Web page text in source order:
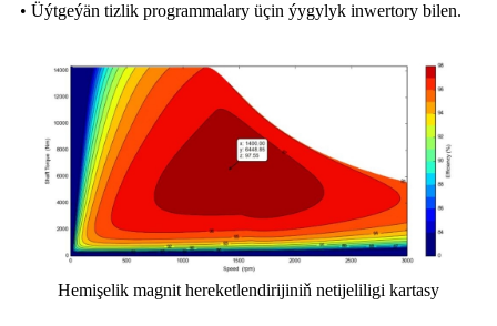
• Üýtgeýän tizlik programmalary üçin ýygylyk inwertory bilen.
Hemişelik magnit hereketlendirijiniň netijeliligi kartasy